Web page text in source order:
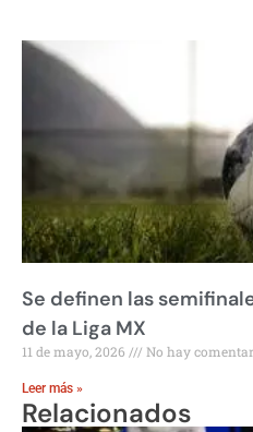
Se definen las
de la Liga MX
11 de mayo, 2026 No hay
Leer más »
Relacionados